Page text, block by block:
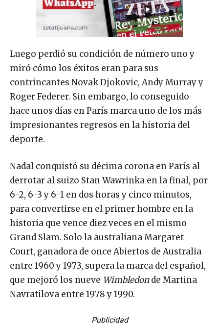
Luego perdió su condición de número uno y
miró cómo los éxitos eran para sus
contrincantes Novak Djokovic, Andy Murray y
Roger Federer. Sin embargo, lo conseguido
hace unos días en París marca uno de los más
impresionantes regresos en la historia del
deporte.
Nadal conquistó su décima corona en París al
derrotar al suizo Stan Wawrinka en la final, por
6-2, 6-3 y 6-1 en dos horas y cinco minutos,
para convertirse en el primer hombre en la
historia que vence diez veces en el mismo
Grand Slam. Solo la australiana Margaret
Court, ganadora de once Abiertos de Australia
entre 1960 y 1973, supera la marca del español,
que mejoró los nueve Wimbledonde Martina
Navratilova entre 1978 y 1990.
Publicidad